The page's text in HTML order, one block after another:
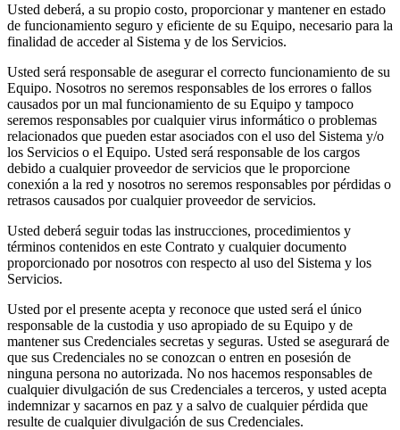
Usted deberá, a su propio costo, proporcionar y mantener en estado
de funcionamiento seguro y eficiente de su Equipo, necesario para la
finalidad de acceder al Sistema y de los Servicios.
Usted será responsable de asegurar el correcto funcionamiento de su
Equipo. Nosotros no seremos responsables de los errores o fallos
causados por un mal funcionamiento de su Equipo y tampoco
seremos responsables por cualquier virus informático o problemas
relacionados que pueden estar asociados con el uso del Sistema y/o
los Servicios o el Equipo. Usted será responsable de los cargos
debido a cualquier proveedor de servicios que le proporcione
conexión a la red y nosotros no seremos responsables por pérdidas o
retrasos causados por cualquier proveedor de servicios.
Usted deberá seguir todas las instrucciones, procedimientos y
términos contenidos en este Contrato y cualquier documento
proporcionado por nosotros con respecto al uso del Sistema y los
Servicios.
Usted por el presente acepta y reconoce que usted será el único
responsable de la custodia y uso apropiado de su Equipo y de
mantener sus Credenciales secretas y seguras. Usted se asegurará de
que sus Credenciales no se conozcan o entren en posesión de
ninguna persona no autorizada. No nos hacemos responsables de
cualquier divulgación de sus Credenciales a terceros, y usted acepta
indemnizar y sacarnos en paz y a salvo de cualquier pérdida que
resulte de cualquier divulgación de sus Credenciales.